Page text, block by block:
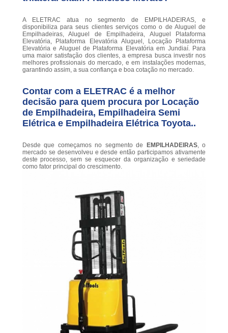
A ELETRAC atua no segmento de EMPILHADEIRAS, e
disponibiliza para seus clientes serviços como o de Aluguel de
Empilhadeiras, Aluguel de Empilhadeira, Aluguel Plataforma
Elevatória, Plataforma Elevatória Aluguel, Locação Plataforma
Elevatória e Aluguel de Plataforma Elevatória em Jundiaí. Para
uma maior satisfação dos clientes, a empresa busca investir nos
melhores profissionais do mercado, e em instalações modernas,
garantindo assim, a sua confiança e boa cotação no mercado.
Contar com a ELETRAC é a melhor
decisão para quem procura por Locação
de Empilhadeira, Empilhadeira Semi
Elétrica e Empilhadeira Elétrica Toyota..
Desde que começamos no segmento de EMPILHADEIRAS, o
mercado se desenvolveu e desde então participamos ativamente
deste processo, sem se esquecer da organização e seriedade
como fator principal do crescimento.